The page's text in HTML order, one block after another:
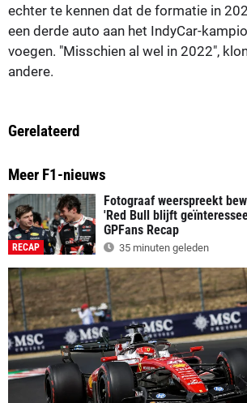
echter te kennen dat de formatie in
een derde auto aan het IndyCar-
voegen. "Misschien al wel in 2022",
andere.
Gerelateerd
Meer F1-nieuws
RECAP
Fotograaf weerspreekt
'Red Bull blijft
GPFans Recap
35 minuten geleden